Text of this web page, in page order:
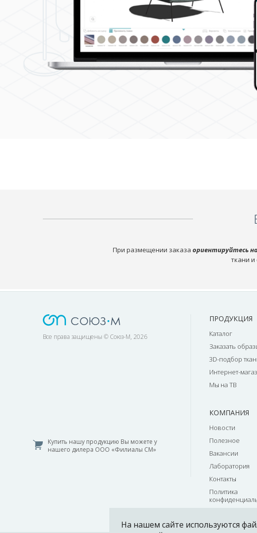
При размещении заказа ориентируйтесь
ткани и
Все права защищены © Союз-М, 2026
Купить нашу продукцию Вы можете у
нашего дилера ООО «Филиалы СМ»
ПРОДУКЦИЯ
Каталог
Заказать
3D-подбор
Интернет-
Мы на ТВ
КОМПАНИЯ
Новости
Полезное
Вакансии
Лаборатория
Контакты
Политика
На нашем сайте используются